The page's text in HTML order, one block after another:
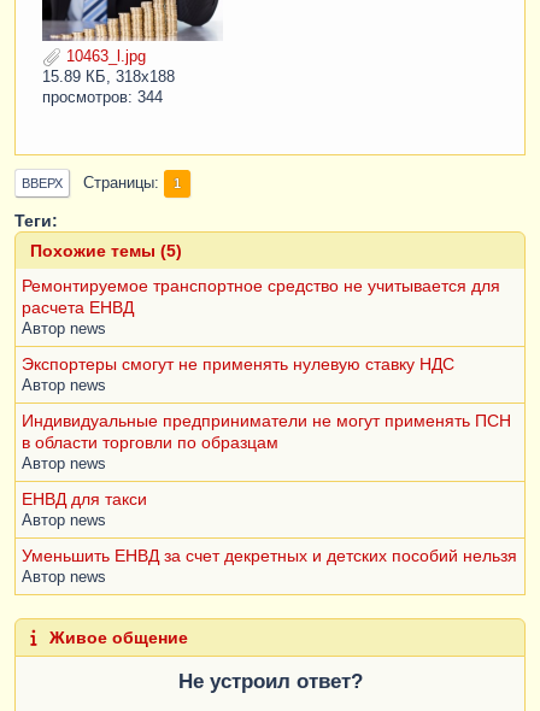
10463_l.jpg
15.89 КБ, 318x188
просмотров: 344
ВВЕРХ Страницы 1
Теги:
Похожие темы (5)
Ремонтируемое транспортное средство не учитывается для
расчета ЕНВД
Автор news
Экспортеры смогут не применять нулевую ставку НДС
Автор news
Индивидуальные предприниматели не могут применять ПСН
в области торговли по образцам
Автор news
ЕНВД для такси
Автор news
Уменьшить ЕНВД за счет декретных и детских пособий нельзя
Автор news
Живое общение
Не устроил ответ?